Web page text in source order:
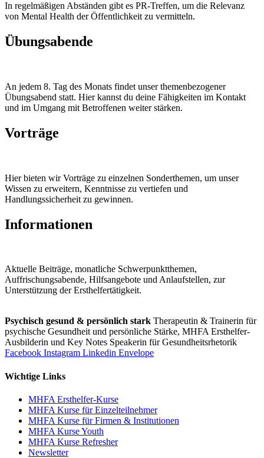
In regelmäßigen Abständen gibt es PR-Treffen, um die Relevanz
von Mental Health der Öffentlichkeit zu vermitteln.
Übungsabende
An jedem 8. Tag des Monats findet unser themenbezogener
Übungsabend statt. Hier kannst du deine Fähigkeiten im Kontakt
und im Umgang mit Betroffenen weiter stärken.
Vorträge
Hier bieten wir Vorträge zu einzelnen Sonderthemen, um unser
Wissen zu erweitern, Kenntnisse zu vertiefen und
Handlungssicherheit zu gewinnen.
Informationen
Aktuelle Beiträge, monatliche Schwerpunktthemen,
Auffrischungsabende, Hilfsangebote und Anlaufstellen, zur
Unterstützung der Ersthelfertätigkeit.
Psychisch gesund & persönlich stark Therapeutin & Trainerin für
psychische Gesundheit und persönliche Stärke, MHFA Ersthelfer-
Aus­bild­er­in und Key Notes Speakerin für Gesundheits­rhetorik
Facebook Instagram Linkedin Envelope
Wichtige Links
MHFA Ersthelfer-Kurse
MHFA Kurse für Einzelteilnehmer
MHFA Kurse für Firmen & Institutionen
MHFA Kurse Youth
MHFA Kurse Refresher
Newsletter